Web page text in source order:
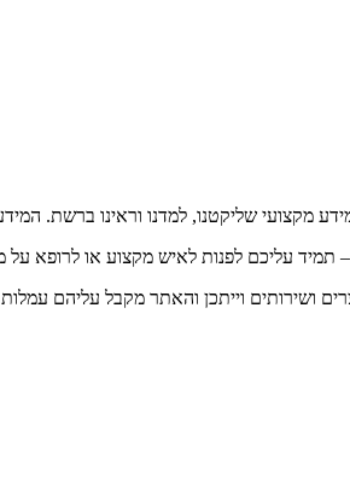
מקצועי שליקטנו, למדנו וראינו ברשת.
– תמיד עליכם לפנות לאיש מקצוע או לרופא
ושירותים וייתכן והאתר מקבל עליהם